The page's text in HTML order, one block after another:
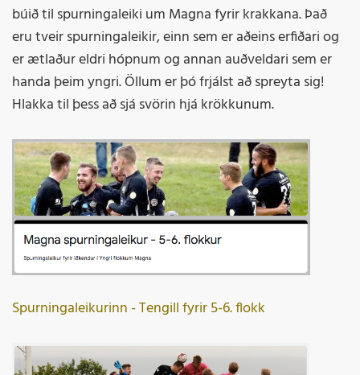
búið til spurningaleiki um Magna fyrir krakkana. Það
eru tveir spurningaleikir, einn sem er aðeins erfiðari og
er ætlaður eldri hópnum og annan auðveldari sem er
handa þeim yngri. Öllum er þó frjálst að spreyta sig!
Hlakka til þess að sjá svörin hjá krökkunum.
Spurningaleikurinn - Tengill fyrir 5-6. flokk